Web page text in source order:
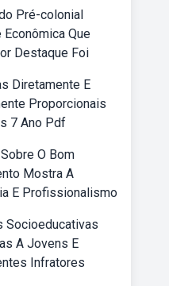
Pré-colonial
Que
Destaque Foi
Diretamente E
Proporcionais
7 Ano Pdf
O Bom
Mostra A
E Profissionalismo
Socioeducativas
A Jovens E
Infratores